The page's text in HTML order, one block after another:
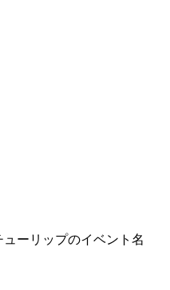
ーリップのイベント名